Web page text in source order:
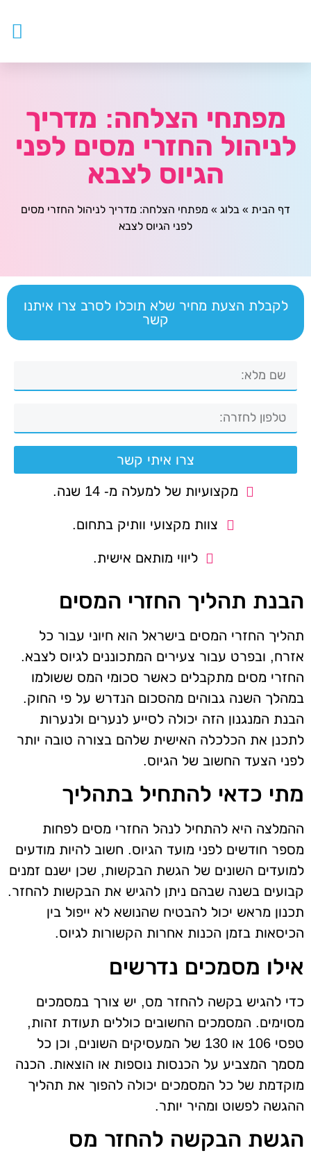
מפתחי הצלחה: מדריך
לניהול החזרי מסים לפני
הגיוס לצבא
דף הבית » בלוג » מפתחי הצלחה: מדריך לניהול החזרי מסים
לפני הגיוס לצבא
לקבלת הצעת מחיר שלא תוכלו לסרב צרו איתנו
קשר
צרו איתי קשר
מקצועיות של למעלה מ- 14 שנה.
צוות מקצועי וותיק בתחום.
ליווי מותאם אישית.
הבנת תהליך החזרי המסים
תהליך החזרי המסים בישראל הוא חיוני עבור כל
אזרח, ובפרט עבור צעירים המתכוננים לגיוס לצבא.
החזרי מסים מתקבלים כאשר סכומי המס ששולמו
במהלך השנה גבוהים מהסכום הנדרש על פי החוק.
הבנת המנגנון הזה יכולה לסייע לנערים ולנערות
לתכנן את הכלכלה האישית שלהם בצורה טובה יותר
לפני הצעד החשוב של הגיוס.
מתי כדאי להתחיל בתהליך
ההמלצה היא להתחיל לנהל החזרי מסים לפחות
מספר חודשים לפני מועד הגיוס. חשוב להיות מודעים
למועדים השונים של הגשת הבקשות, שכן ישנם זמנים
קבועים בשנה שבהם ניתן להגיש את הבקשות להחזר.
תכנון מראש יכול להבטיח שהנושא לא ייפול בין
הכיסאות בזמן הכנות אחרות הקשורות לגיוס.
אילו מסמכים נדרשים
כדי להגיש בקשה להחזר מס, יש צורך במסמכים
מסוימים. המסמכים החשובים כוללים תעודת זהות,
טפסי 106 או 130 של המעסיקים השונים, וכן כל
מסמך המצביע על הכנסות נוספות או הוצאות. הכנה
מוקדמת של כל המסמכים יכולה להפוך את תהליך
ההגשה לפשוט ומהיר יותר.
הגשת הבקשה להחזר מס